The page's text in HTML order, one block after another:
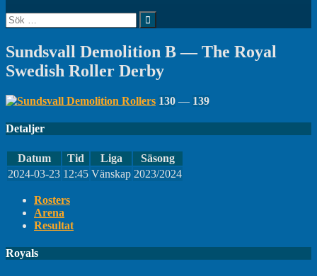
Sök
efter:
Sundsvall Demolition B — The Royal
Swedish Roller Derby
130 — 139
Detaljer
Datum Tid Liga
Säsong
2024-03-23 12:45 Vänskap 2023/2024
Rosters
Arena
Resultat
Royals